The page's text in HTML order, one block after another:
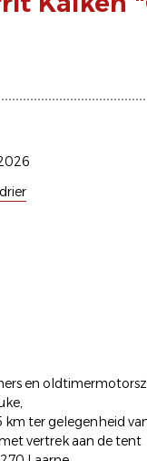
en
km ter gelegenheid
vertrek aan de tent